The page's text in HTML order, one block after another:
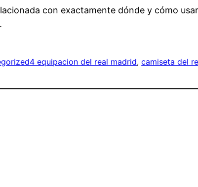
con exactamente dónde y cómo
4 equipacion del real madrid, camiseta del